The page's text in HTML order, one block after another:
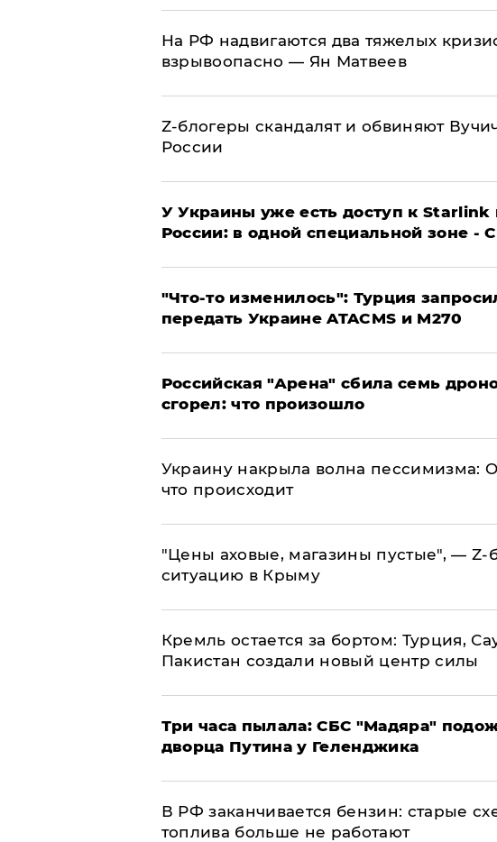
На РФ надвигаются два тяжелых
взрывоопасно — Ян Матвеев
Z-блогеры скандалят и обвиняют
России
У Украины уже есть доступ к Starlink
России: в одной специальной зоне -
​"Что-то изменилось": Турция
передать Украине ATACMS и M270
​Российская "Арена" сбила семь
сгорел: что произошло
​Украину накрыла волна пессимизма:
что происходит
​"Цены аховые, магазины пустые", — Z-
ситуацию в Крыму
​Кремль остается за бортом: Турция,
Пакистан создали новый центр силы
Три часа пылала: СБС "Мадяра"
дворца Путина у Геленджика
​В РФ заканчивается бензин: старые
топлива больше не работают